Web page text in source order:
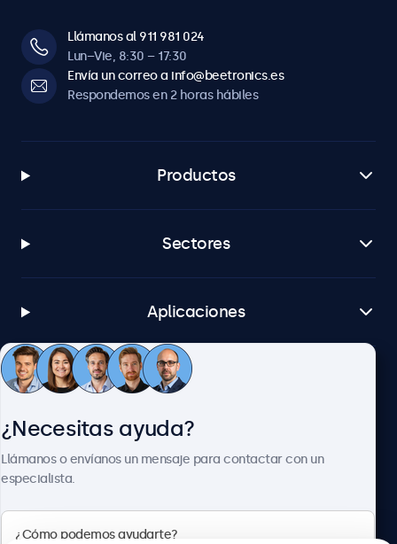
Llámanos al 911 981 024
Lun–Vie, 8:30 – 17:30
Envía un correo a info@beetronics.es
Respondemos en 2 horas hábiles
Productos
Sectores
Aplicaciones
Atención al cliente
¿Necesitas ayuda?
Llámanos o envíanos un mensaje para contactar con un
especialista.